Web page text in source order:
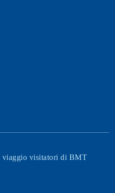
viaggio visitatori di BMT